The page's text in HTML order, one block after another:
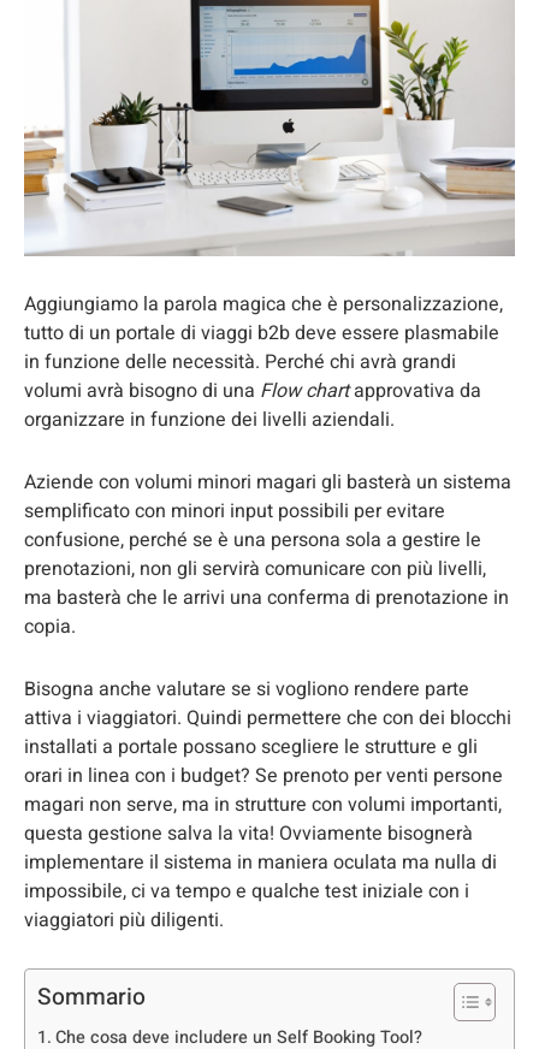
Aggiungiamo la parola magica che è personalizzazione,
tutto di un portale di viaggi b2b deve essere plasmabile
in funzione delle necessità. Perché chi avrà grandi
volumi avrà bisogno di una Flow chartapprovativa da
organizzare in funzione dei livelli aziendali.
Aziende con volumi minori magari gli basterà un sistema
semplificato con minori input possibili per evitare
confusione, perché se è una persona sola a gestire le
prenotazioni, non gli servirà comunicare con più livelli,
ma basterà che le arrivi una conferma di prenotazione in
copia.
Bisogna anche valutare se si vogliono rendere parte
attiva i viaggiatori. Quindi permettere che con dei blocchi
installati a portale possano scegliere le strutture e gli
orari in linea con i budget? Se prenoto per venti persone
magari non serve, ma in strutture con volumi importanti,
questa gestione salva la vita! Ovviamente bisognerà
implementare il sistema in maniera oculata ma nulla di
impossibile, ci va tempo e qualche test iniziale con i
viaggiatori più diligenti.
Sommario
Che cosa deve includere un Self Booking Tool?